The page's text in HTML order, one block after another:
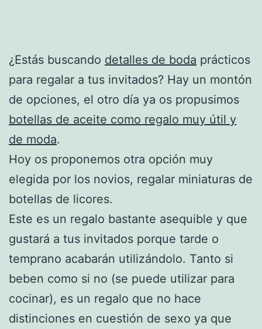
¿Estás buscando detalles de boda prácticos
para regalar a tus invitados? Hay un montón
de opciones, el otro día ya os propusimos
botellas de aceite como regalo muy útil y
de moda.
Hoy os proponemos otra opción muy
elegida por los novios, regalar miniaturas de
botellas de licores.
Este es un regalo bastante asequible y que
gustará a tus invitados porque tarde o
temprano acabarán utilizándolo. Tanto si
beben como si no (se puede utilizar para
cocinar), es un regalo que no hace
distinciones en cuestión de sexo ya que